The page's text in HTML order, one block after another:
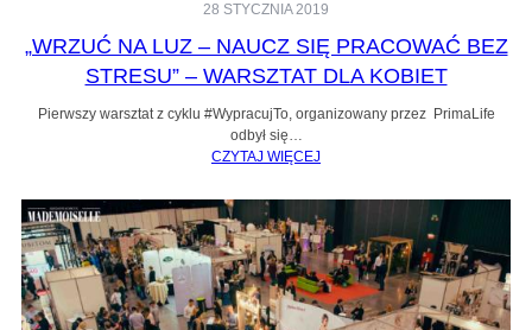
28 STYCZNIA 2019
„WRZUĆ NA LUZ – NAUCZ SIĘ PRACOWAĆ BEZ
STRESU” – WARSZTAT DLA KOBIET
Pierwszy warsztat z cyklu #WypracujTo, organizowany przez PrimaLife
odbył się…
CZYTAJ WIĘCEJ